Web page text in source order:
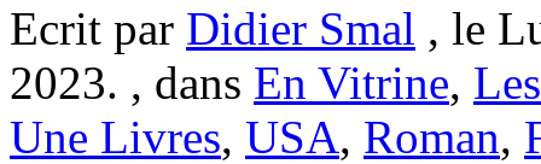
Ecrit par Didier Smal , le
2023. , dans En Vitrine,
Une Livres, USA, Roman,